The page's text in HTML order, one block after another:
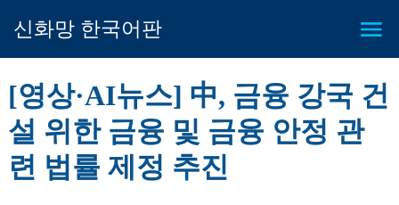
신화망 한국어판
[영상·AI뉴스] 中, 금융 강국 건
설 위한 금융 및 금융 안정 관
련 법률 제정 추진